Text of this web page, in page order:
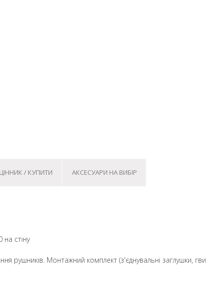
ЦІННИК / КУПИТИ АКСЕСУАРИ НА ВИБІР
на стіну
рушників. Монтажний комплект (з'єднувальні заглушки,